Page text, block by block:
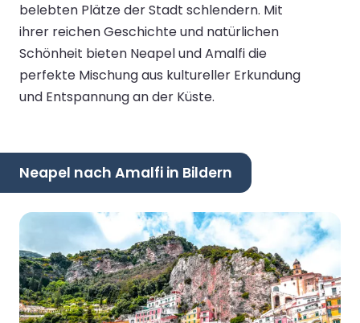
belebten Plätze der Stadt schlendern. Mit
ihrer reichen Geschichte und natürlichen
Schönheit bieten Neapel und Amalfi die
perfekte Mischung aus kultureller Erkundung
und Entspannung an der Küste.
Neapel nach Amalfi in Bildern